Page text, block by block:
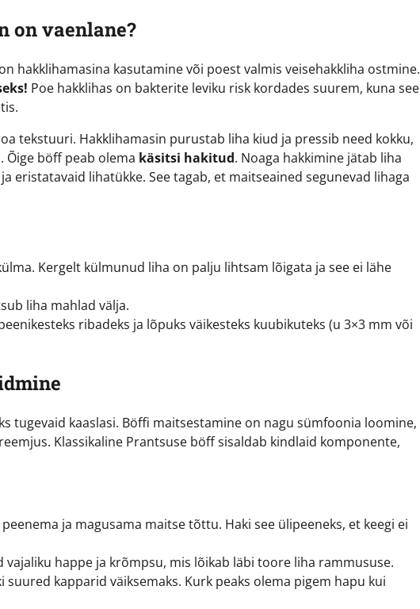
on vaenlane?
hakklihamasina kasutamine või poest valmis veisehakkliha ostmine.
Poe hakklihas on bakterite leviku risk kordades suurem, kuna see
tekstuuri. Hakklihamasin purustab liha kiud ja pressib need kokku,
Õige böff peab olema käsitsi hakitud. Noaga hakkimine jätab liha
eristatavaid lihatükke. See tagab, et maitseained segunevad lihaga
Kergelt külmunud liha on palju lihtsam lõigata ja see ei lähe
liha mahlad välja.
ribadeks ja lõpuks väikesteks kuubikuteks (u 3×3 mm või
tugevaid kaaslasi. Böffi maitsestamine on nagu sümfoonia loomine,
Klassikaline Prantsuse böff sisaldab kindlaid komponente,
ja magusama maitse tõttu. Haki see ülipeeneks, et keegi ei
vajaliku happe ja krõmpsu, mis lõikab läbi toore liha rammususe.
kapparid väiksemaks. Kurk peaks olema pigem hapu kui